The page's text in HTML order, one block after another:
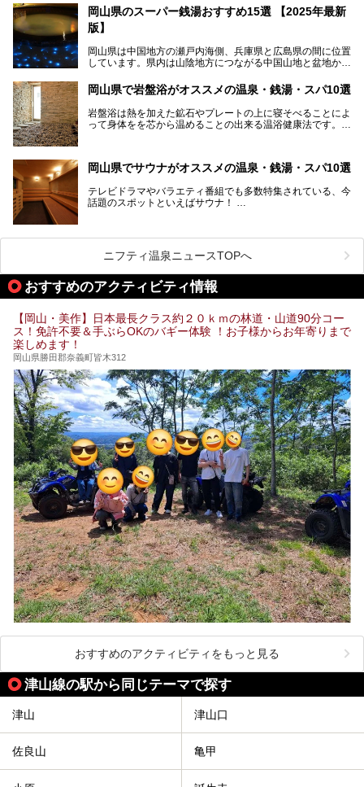
す。
この記事では、奥津温泉で宿泊におすすめの宿、観光スポッ
を存分に味わい、癒しの旅を楽しんでくださいね。
岡山県のスーパー銭湯おすすめ15選 【2025年最新
版】
岡山県は中国地方の瀬戸内海側、兵庫県と広島県の間に位置
しています。県内は山陰地方につながる中国山地と盆地から
海に多数の島々が浮かぶ瀬戸内海に面した南部に分けられま
す。年間を通じて降水量が少ない「晴れの国」で、モモやブ
ドウなど果物の栽培が盛んなうえ、その品質の高さは全国的
にも有名です。
ます。ここでは、岡山県で評判のスーパー銭湯をご紹介しま
しょう。
岡山県で岩盤浴がオススメの温泉・銭湯・スパ10選
岩盤浴は熱を加えた鉱石やプレートの上に寝そべることによ
って身体をを芯から温めることの出来る温浴健康法です。じ
ススメ温泉・銭湯・スパ10ヶ所を紹介させていただきま
岡山県でサウナがオススメの温泉・銭湯・スパ10選
テレビドラマやバラエティ番組でも多数特集されている、今
話題のスポットといえばサウナ！
今回は、岡山県でサウナがおすすめの温泉や銭湯、スパを厳
選してご紹介！
血流が良くなるだけでなく美容効果やリラックス効果も期待
ニフティ温泉ニュースTOPへ
おすすめのアクティビティ情報
【岡山・美作】日本最長クラス約２０ｋｍの林道・山道90分コー
ス！免許不要＆手ぶらOKのバギー体験 ！お子様からお年寄りまで
楽しめます！
岡山県勝田郡奈義町皆木312
おすすめのアクティビティをもっと見る
津山線の駅から同じテーマで探す
津山 津山口
佐良山 亀甲